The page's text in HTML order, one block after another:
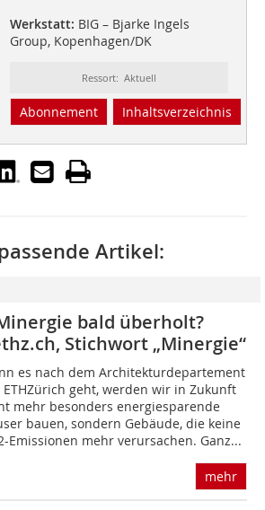
Werkstatt: BIG – Bjarke Ingels
Group, Kopenhagen/DK
Ressort: Aktuell
Abonnement Inhaltsverzeichnis
Artikel:
bald überholt?
Stichwort „Minergie“
es nach dem Architekturdepartement
geht, werden wir in Zukunft
mehr besonders energiesparende
bauen, sondern Gebäude, die keine
Emissionen mehr verursachen. Ganz...
mehr